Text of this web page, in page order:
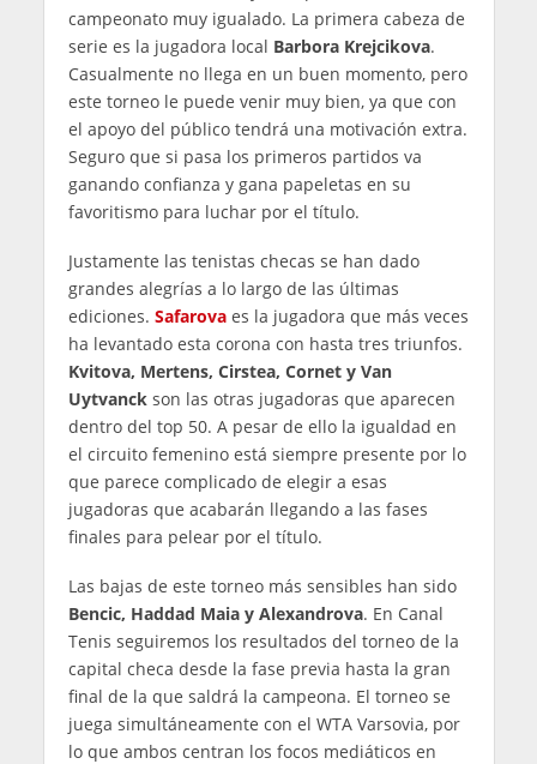
campeonato muy igualado. La primera cabeza de
serie es la jugadora local Barbora Krejcikova.
Casualmente no llega en un buen momento, pero
este torneo le puede venir muy bien, ya que con
el apoyo del público tendrá una motivación extra.
Seguro que si pasa los primeros partidos va
ganando confianza y gana papeletas en su
favoritismo para luchar por el título.
Justamente las tenistas checas se han dado
grandes alegrías a lo largo de las últimas
ediciones. Safarova es la jugadora que más veces
ha levantado esta corona con hasta tres triunfos.
Kvitova, Mertens, Cirstea, Cornet y Van
Uytvanckson las otras jugadoras que aparecen
dentro del top 50. A pesar de ello la igualdad en
el circuito femenino está siempre presente por lo
que parece complicado de elegir a esas
jugadoras que acabarán llegando a las fases
finales para pelear por el título.
Las bajas de este torneo más sensibles han sido
Bencic, Haddad Maia y Alexandrova. En Canal
Tenis seguiremos los resultados del torneo de la
capital checa desde la fase previa hasta la gran
final de la que saldrá la campeona. El torneo se
juega simultáneamente con el WTA Varsovia, por
lo que ambos centran los focos mediáticos en